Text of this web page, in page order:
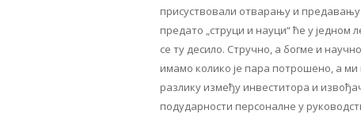
присуствовали отварању и предавању
предато „струци и науци“ ће у
се ту десило. Стручно, а богме и
имамо колико је пара потрошено, а
разлику између инвеститора и
подударности персоналне у